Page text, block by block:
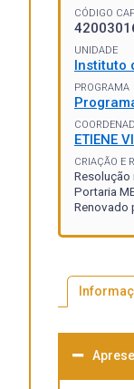
CÓDIGO
UNIDADE
Instituto
PROGRAMA
ETIENE
CRIAÇÃO E
Portaria
Renovado